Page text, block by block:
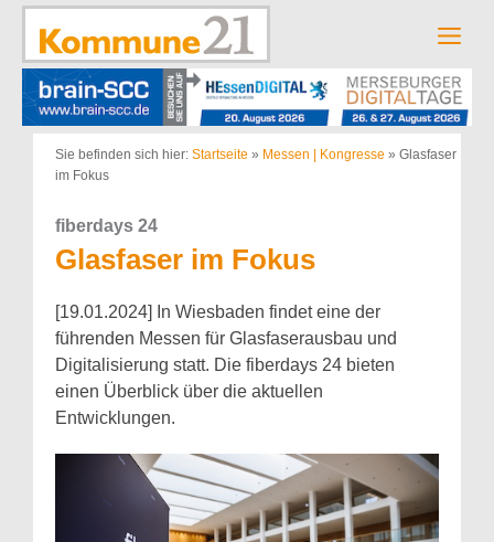
Zum
springen
Sie befinden sich hier: Startseite » Messen | Kongresse » Glasfaser
im Fokus
fiberdays 24
Glasfaser im Fokus
[19.01.2024] In Wiesbaden findet eine der
führenden Messen für Glasfaserausbau und
Digitalisierung statt. Die fiberdays 24 bieten
einen Überblick über die aktuellen
Entwicklungen.